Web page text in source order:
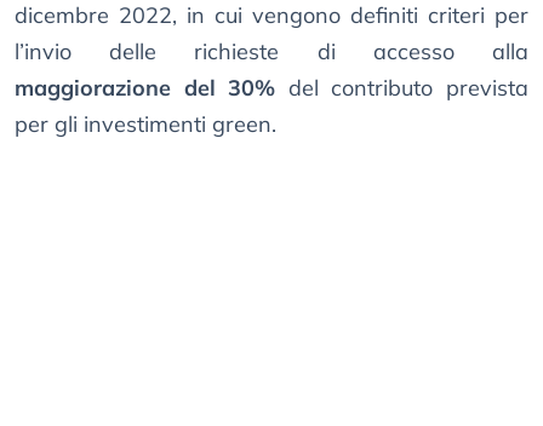
dicembre 2022, in cui vengono definiti criteri per
l’invio delle richieste di accesso alla
maggiorazione del 30% del contributo prevista
per gli investimenti green.